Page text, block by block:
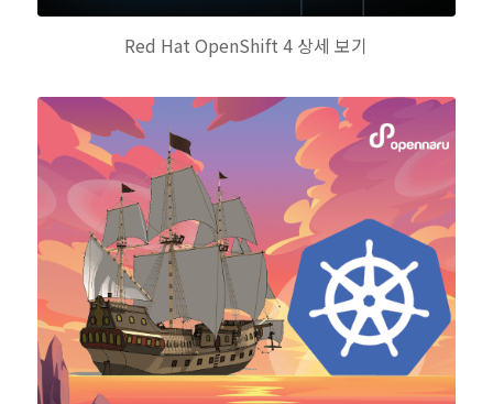
Red Hat OpenShift 4 상세 보기